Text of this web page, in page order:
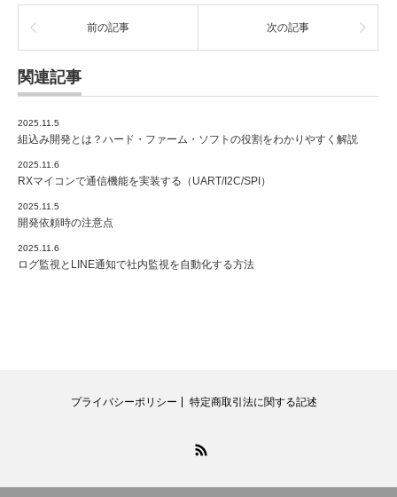
前の記事 次の記事
関連記事
2025.11.5
組込み開発とは？ハード・ファーム・ソフトの役割をわかりやすく解説
2025.11.6
RXマイコンで通信機能を実装する（UART/I2C/SPI）
2025.11.5
開発依頼時の注意点
2025.11.6
ログ監視とLINE通知で社内監視を自動化する方法
プライバシーポリシー 特定商取引法に関する記述